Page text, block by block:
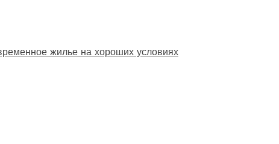
жилье на хороших условиях